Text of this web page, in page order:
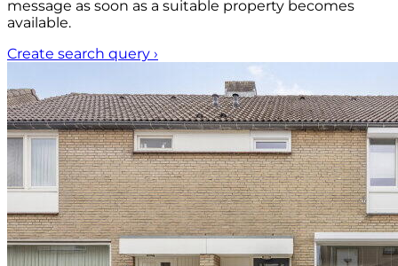
message as soon as a suitable property becomes
available.
Create search query ›